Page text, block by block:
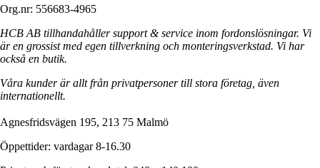
Org.nr: 556683-4965
HCB AB tillhandahåller support & service inom fordonslösningar. Vi
är en grossist med egen tillverkning och monteringsverkstad. Vi har
också en butik.
Våra kunder är allt från privatpersoner till stora företag, även
internationellt.
Agnesfridsvägen 195, 213 75 Malmö
Öppettider: vardagar 8-16.30